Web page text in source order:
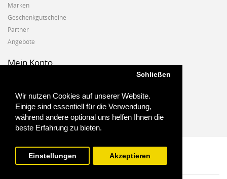
Wir nutzen Cookies auf unserer Website.
Einige sind essentiell für die Verwendung,
während andere optional uns helfen Ihnen die
beste Erfahrung zu bieten.
Schließen
Einstellungen Akzeptieren
Marken
Geschenkgutscheine
Partner
Angebote
Mein Konto
Auftragshistorie
Wunschzettel
Newsletter
Biostoffe.at - 2025